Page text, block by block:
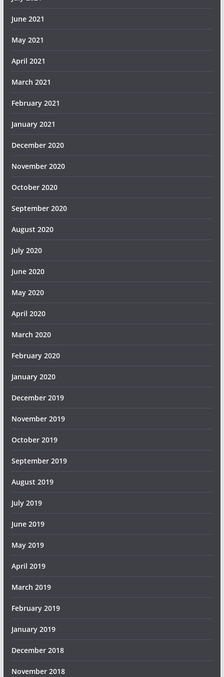
June 2021
May 2021
April 2021
March 2021
February 2021
January 2021
December 2020
November 2020
October 2020
September 2020
August 2020
July 2020
June 2020
May 2020
April 2020
March 2020
February 2020
January 2020
December 2019
November 2019
October 2019
September 2019
August 2019
July 2019
June 2019
May 2019
April 2019
March 2019
February 2019
January 2019
December 2018
November 2018